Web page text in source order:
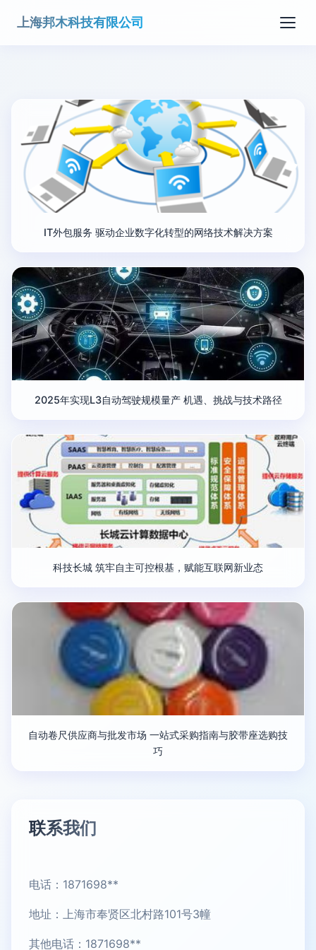
上海邦木科技有限公司
IT外包服务 驱动企业数字化转型的网络技术解决方案
2025年实现L3自动驾驶规模量产 机遇、挑战与技术路径
科技长城 筑牢自主可控根基，赋能互联网新业态
自动卷尺供应商与批发市场 一站式采购指南与胶带座选购技
巧
联系我们
电话：1871698**
地址：上海市奉贤区北村路101号3幢
其他电话：1871698**